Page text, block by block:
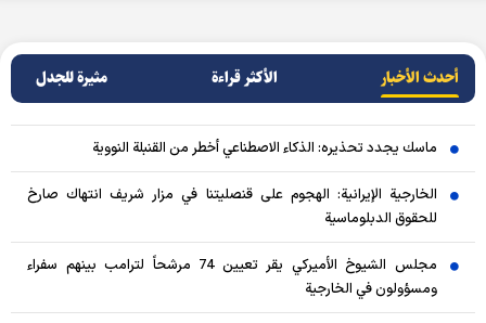
أحدث الأخبار الأکثر قراءة مثيرة للجدل
ماسك يجدد تحذيره: الذكاء الاصطناعي أخطر من القنبلة النووية
الخارجية الإيرانية: الهجوم على قنصليتنا في مزار شريف انتهاك صارخ
للحقوق الدبلوماسية
مجلس الشيوخ الأميركي يقر تعيين 74 مرشحاً لترامب بينهم سفراء
ومسؤولون في الخارجية